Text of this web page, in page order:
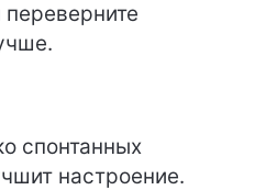
спонтанных
настроение.